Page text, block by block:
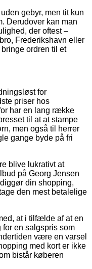
gebyr, men tit kun
Derudover kan man
der oftest –
Frederikshavn eller
ordren til et
for
priser hos
har en lang række
til at at stampe
men også til herrer
gange byde på fri
blive lukrativt at
på Georg Jensen
din shopping,
den mest betalelige
at i tilfælde af at en
for en salgspris som
være en varsel
med kort er ikke
bistår køberen